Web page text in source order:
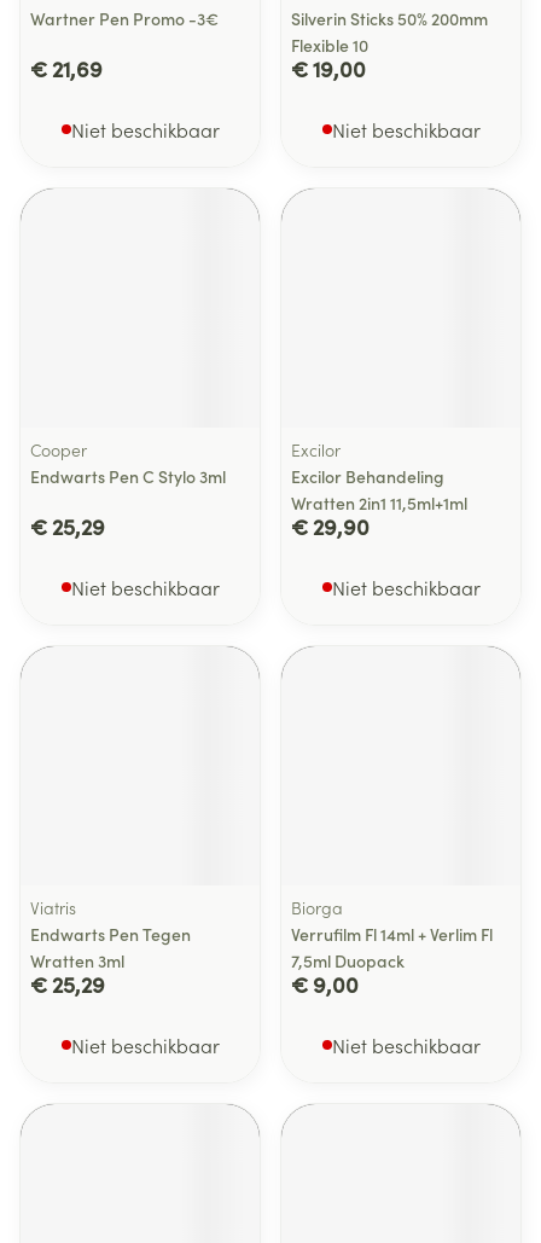
Wartner Pen Promo -3€
€ 21,69
Niet beschikbaar
Silverin Sticks 50% 200mm
Flexible 10
€ 19,00
Niet beschikbaar
Cooper
Endwarts Pen C Stylo 3ml
€ 25,29
Niet beschikbaar
Excilor
Excilor Behandeling
Wratten 2in1 11,5ml+1ml
€ 29,90
Niet beschikbaar
Viatris
Endwarts Pen Tegen
Wratten 3ml
€ 25,29
Niet beschikbaar
Biorga
Verrufilm Fl 14ml + Verlim Fl
7,5ml Duopack
€ 9,00
Niet beschikbaar